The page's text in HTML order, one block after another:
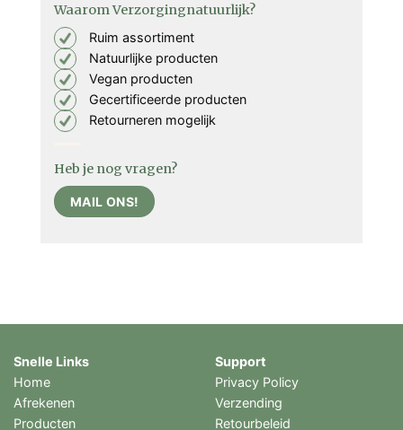
Waarom Verzorgingnatuurlijk?
Ruim assortiment
Natuurlijke producten
Vegan producten
Gecertificeerde producten
Retourneren mogelijk
Heb je nog vragen?
MAIL ONS!
Snelle Links
Home
Afrekenen
Producten
Support
Privacy Policy
Verzending
Retourbeleid